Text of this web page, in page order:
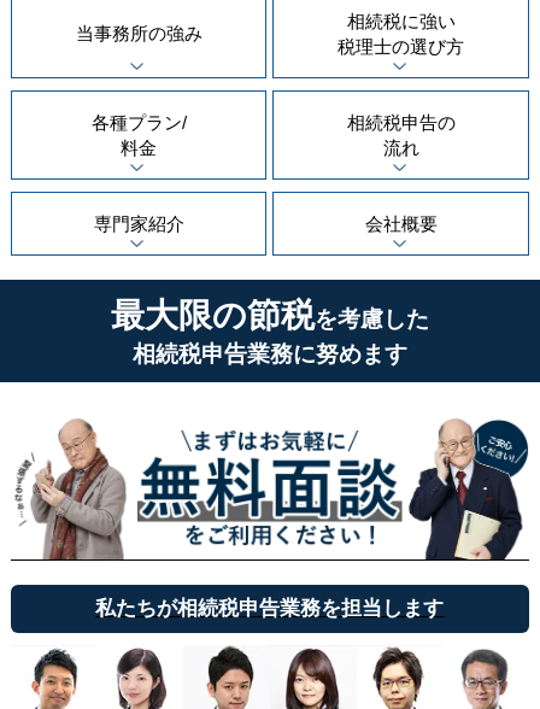
当事務所の強み
相続税に強い
税理士の選び方
各種プラン/
料金
相続税申告の
流れ
専門家紹介 会社概要
最大限の節税を考慮した
相続税申告業務に努めます
私たちが相続税申告業務を担当します